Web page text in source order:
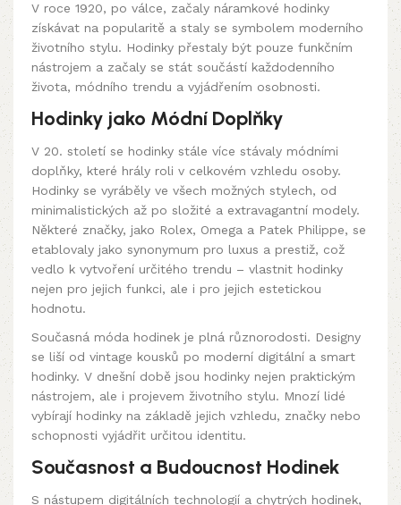
V roce 1920, po válce, začaly náramkové hodinky
získávat na popularitě a staly se symbolem moderního
životního stylu. Hodinky přestaly být pouze funkčním
nástrojem a začaly se stát součástí každodenního
života, módního trendu a vyjádřením osobnosti.
Hodinky jako Módní Doplňky
V 20. století se hodinky stále více stávaly módními
doplňky, které hrály roli v celkovém vzhledu osoby.
Hodinky se vyráběly ve všech možných stylech, od
minimalistických až po složité a extravagantní modely.
Některé značky, jako Rolex, Omega a Patek Philippe, se
etablovaly jako synonymum pro luxus a prestiž, což
vedlo k vytvoření určitého trendu – vlastnit hodinky
nejen pro jejich funkci, ale i pro jejich estetickou
hodnotu.
Současná móda hodinek je plná různorodosti. Designy
se liší od vintage kousků po moderní digitální a smart
hodinky. V dnešní době jsou hodinky nejen praktickým
nástrojem, ale i projevem životního stylu. Mnozí lidé
vybírají hodinky na základě jejich vzhledu, značky nebo
schopnosti vyjádřit určitou identitu.
Současnost a Budoucnost Hodinek
S nástupem digitálních technologií a chytrých hodinek,